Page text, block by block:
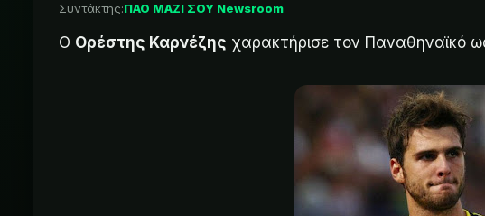
Συντάκτης:ΠΑΟ ΜΑΖΙ ΣΟΥ Newsroom
Ο Ορέστης Καρνέζης χαρακτήρισε τον Παναθηναϊκό